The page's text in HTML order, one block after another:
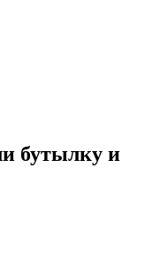
бутылку и